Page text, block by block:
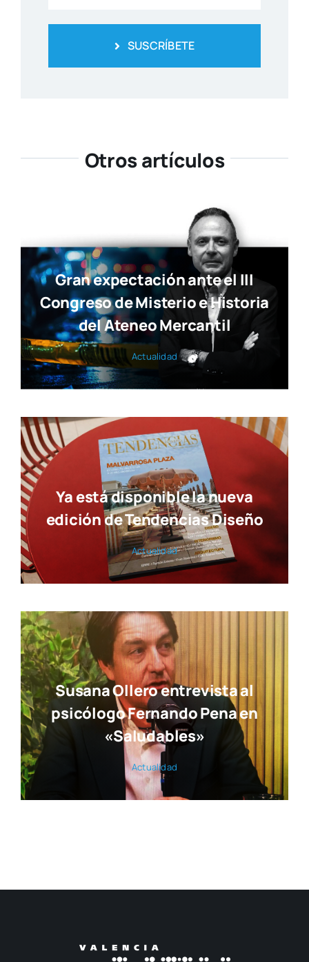
SUSCRÍBETE
Otros artículos
Gran expectación ante el III
Congreso de Misterio e Historia
del Ateneo Mercantil
Actua­li­dad
Ya está disponible la nueva
edición de Tendencias Diseño
Actua­li­dad
Susana Ollero entrevista al
psicólogo Fernando Pena en
«Saludables»
Actua­li­dad